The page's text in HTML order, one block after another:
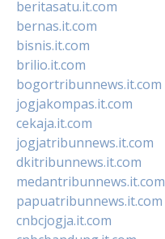
beritasatu.it.com
bernas.it.com
bisnis.it.com
brilio.it.com
bogortribunnews.it.com
jogjakompas.it.com
cekaja.it.com
jogjatribunnews.it.com
dkitribunnews.it.com
medantribunnews.it.com
papuatribunnews.it.com
cnbcjogja.it.com